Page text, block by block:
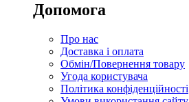
Допомога
Про нас
Доставка і оплата
Обмін/Повернення товару
Угода користувача
Політика конфіденційності